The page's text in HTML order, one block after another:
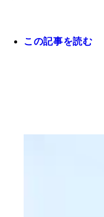
この記事を読む